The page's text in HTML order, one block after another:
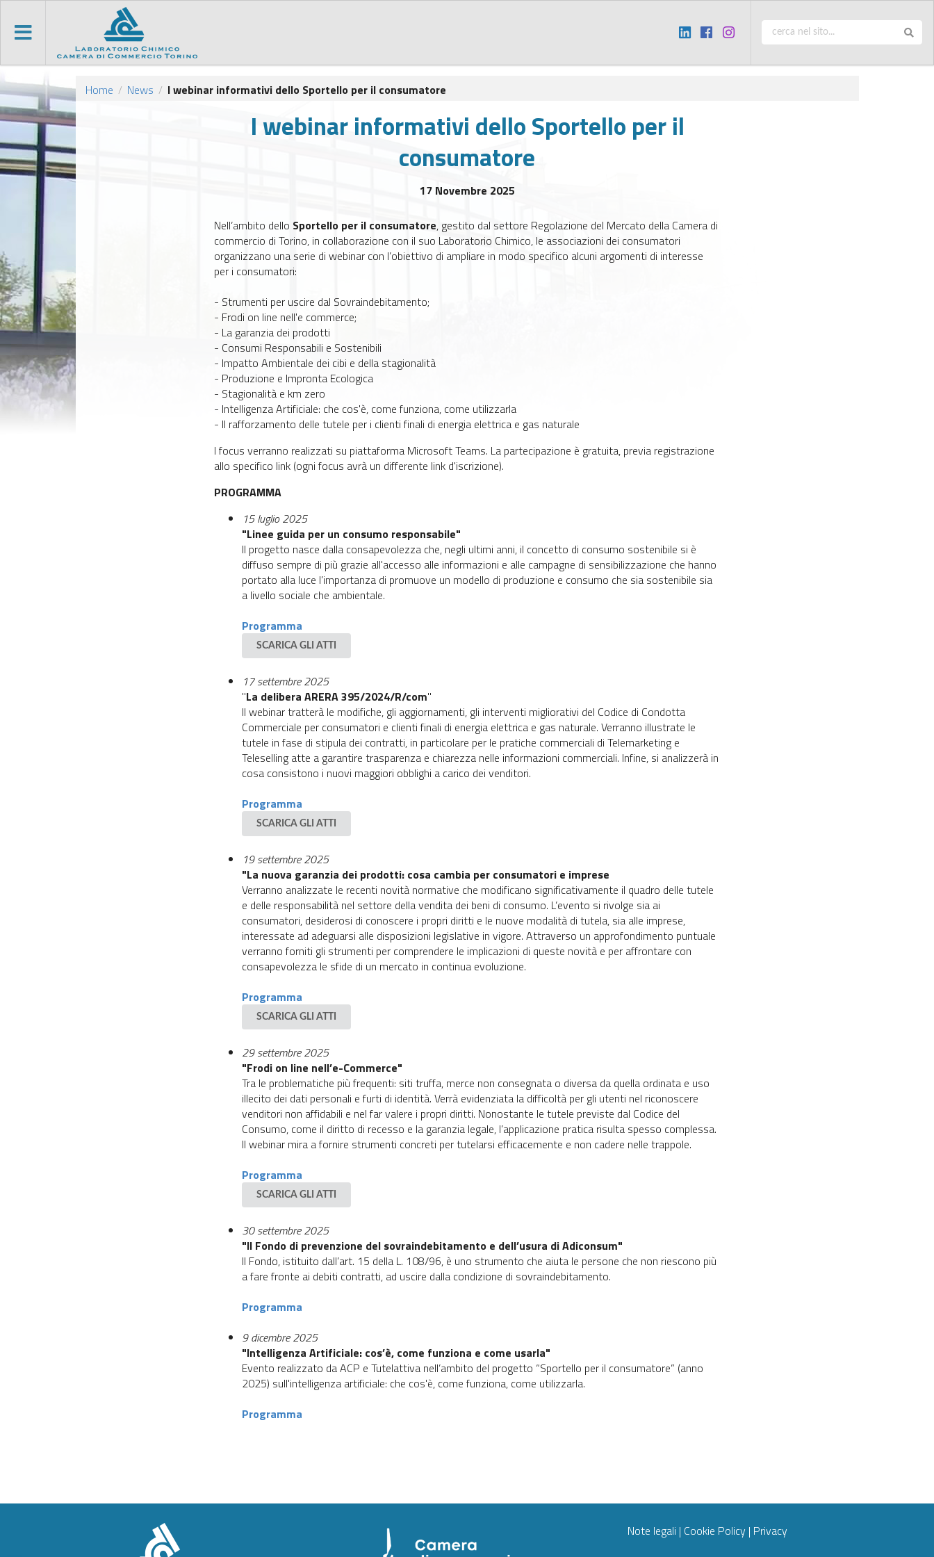
Home / News / I webinar informativi dello Sportello per il consumatore
I webinar informativi dello Sportello per il
consumatore
17 Novembre 2025
Nell’ambito dello Sportello per il consumatore, gestito dal settore Regolazione del Mercato della Camera di
commercio di Torino, in collaborazione con il suo Laboratorio Chimico, le associazioni dei consumatori
organizzano una serie di webinar con l’obiettivo di ampliare in modo specifico alcuni argomenti di interesse
per i consumatori:
- Strumenti per uscire dal Sovraindebitamento;
- Frodi on line nell'e commerce;
- La garanzia dei prodotti
- Consumi Responsabili e Sostenibili
- Impatto Ambientale dei cibi e della stagionalità
- Produzione e Impronta Ecologica
- Stagionalità e km zero
- Intelligenza Artificiale: che cos'è, come funziona, come utilizzarla
- Il rafforzamento delle tutele per i clienti finali di energia elettrica e gas naturale
I focus verranno realizzati su piattaforma Microsoft Teams. La partecipazione è gratuita, previa registrazione
allo specifico link (ogni focus avrà un differente link d'iscrizione).
PROGRAMMA
15 luglio 2025
"Linee guida per un consumo responsabile"
Il progetto nasce dalla consapevolezza che, negli ultimi anni, il concetto di consumo sostenibile si è
diffuso sempre di più grazie all'accesso alle informazioni e alle campagne di sensibilizzazione che hanno
portato alla luce l’importanza di promuove un modello di produzione e consumo che sia sostenibile sia
a livello sociale che ambientale.
Programma
SCARICA GLI ATTI
17 settembre 2025
"La delibera ARERA 395/2024/R/com"
Il webinar tratterà le modifiche, gli aggiornamenti, gli interventi migliorativi del Codice di Condotta
Commerciale per consumatori e clienti finali di energia elettrica e gas naturale. Verranno illustrate le
tutele in fase di stipula dei contratti, in particolare per le pratiche commerciali di Telemarketing e
Teleselling atte a garantire trasparenza e chiarezza nelle informazioni commerciali. Infine, si analizzerà in
cosa consistono i nuovi maggiori obblighi a carico dei venditori.
Programma
SCARICA GLI ATTI
19 settembre 2025
"La nuova garanzia dei prodotti: cosa cambia per consumatori e imprese
Verranno analizzate le recenti novità normative che modificano significativamente il quadro delle tutele
e delle responsabilità nel settore della vendita dei beni di consumo. L’evento si rivolge sia ai
consumatori, desiderosi di conoscere i propri diritti e le nuove modalità di tutela, sia alle imprese,
interessate ad adeguarsi alle disposizioni legislative in vigore. Attraverso un approfondimento puntuale
verranno forniti gli strumenti per comprendere le implicazioni di queste novità e per affrontare con
consapevolezza le sfide di un mercato in continua evoluzione.
Programma
SCARICA GLI ATTI
29 settembre 2025
"Frodi on line nell’e-Commerce"
Tra le problematiche più frequenti: siti truffa, merce non consegnata o diversa da quella ordinata e uso
illecito dei dati personali e furti di identità. Verrà evidenziata la difficoltà per gli utenti nel riconoscere
venditori non affidabili e nel far valere i propri diritti. Nonostante le tutele previste dal Codice del
Consumo, come il diritto di recesso e la garanzia legale, l’applicazione pratica risulta spesso complessa.
Il webinar mira a fornire strumenti concreti per tutelarsi efficacemente e non cadere nelle trappole.
Programma
SCARICA GLI ATTI
30 settembre 2025
"Il Fondo di prevenzione del sovraindebitamento e dell’usura di Adiconsum"
Il Fondo, istituito dall’art. 15 della L. 108/96, è uno strumento che aiuta le persone che non riescono più
a fare fronte ai debiti contratti, ad uscire dalla condizione di sovraindebitamento.
Programma
9 dicembre 2025
"Intelligenza Artificiale: cos’è, come funziona e come usarla"
Evento realizzato da ACP e Tutelattiva nell’ambito del progetto “Sportello per il consumatore” (anno
2025) sull'intelligenza artificiale: che cos'è, come funziona, come utilizzarla.
Programma
Note legali | Cookie Policy | Privacy